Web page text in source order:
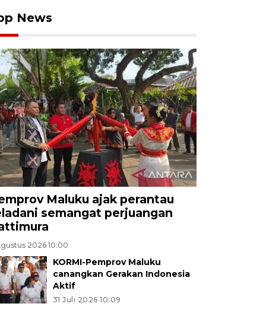
News
Maluku ajak perantau
semangat perjuangan
2026 10:00
KORMI-Pemprov Maluku
canangkan Gerakan Indonesia
Aktif
31 Juli 2026 10:09